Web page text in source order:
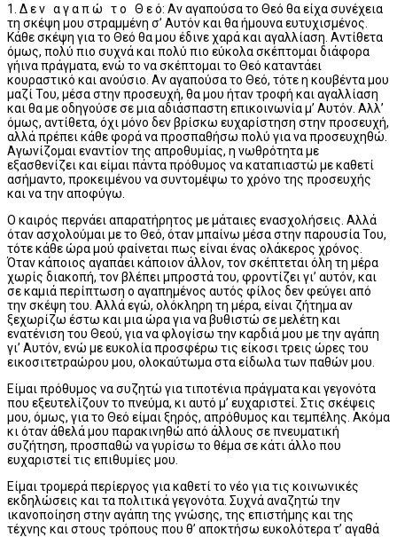
1. Δ ε ν α γ α π ώ τ ο Θ ε ό: Αν αγαπούσα το Θεό θα είχα συνέχεια
τη σκέψη μου στραμμένη σ’ Αυτόν και θα ήμουνα ευτυχισμένος.
Κάθε σκέψη για το Θεό θα μου έδινε χαρά και αγαλλίαση. Αντίθετα
όμως, πολύ πιο συχνά και πολύ πιο εύκολα σκέπτομαι διάφορα
γήινα πράγματα, ενώ το να σκέπτομαι το Θεό καταντάει
κουραστικό και ανούσιο. Αν αγαπούσα το Θεό, τότε η κουβέντα μου
μαζί Του, μέσα στην προσευχή, θα μου ήταν τροφή και αγαλλίαση
και θα με οδηγούσε σε μια αδιάσπαστη επικοινωνία μ’ Αυτόν. Αλλ’
όμως, αντίθετα, όχι μόνο δεν βρίσκω ευχαρίστηση στην προσευχή,
αλλά πρέπει κάθε φορά να προσπαθήσω πολύ για να προσευχηθώ.
Αγωνίζομαι εναντίον της απροθυμίας, η νωθρότητα με
εξασθενίζει και είμαι πάντα πρόθυμος να καταπιαστώ με καθετί
ασήμαντο, προκειμένου να συντομέψω το χρόνο της προσευχής
και να την αποφύγω.
Ο καιρός περνάει απαρατήρητος με μάταιες ενασχολήσεις. Αλλά
όταν ασχολούμαι με το Θεό, όταν μπαίνω μέσα στην παρουσία Του,
τότε κάθε ώρα μού φαίνεται πως είναι ένας ολάκερος χρόνος.
Όταν κάποιος αγαπάει κάποιον άλλον, τον σκέπτεται όλη τη μέρα
χωρίς διακοπή, τον βλέπει μπροστά του, φροντίζει γι’ αυτόν, και
σε καμιά περίπτωση ο αγαπημένος αυτός φίλος δεν φεύγει από
την σκέψη του. Αλλά εγώ, ολόκληρη τη μέρα, είναι ζήτημα αν
ξεχωρίζω έστω και μια ώρα για να βυθιστώ σε μελέτη και
ενατένιση του Θεού, για να φλογίσω την καρδιά μου με την αγάπη
γι’ Αυτόν, ενώ με ευκολία προσφέρω τις είκοσι τρεις ώρες του
εικοσιτετραώρου μου, ολοκαύτωμα στα είδωλα των παθών μου.
Είμαι πρόθυμος να συζητώ για τιποτένια πράγματα και γεγονότα
που εξευτελίζουν το πνεύμα, κι αυτό μ’ ευχαριστεί. Στις σκέψεις
μου, όμως, για το Θεό είμαι ξηρός, απρόθυμος και τεμπέλης. Ακόμα
κι όταν άθελά μου παρακινηθώ από άλλους σε πνευματική
συζήτηση, προσπαθώ να γυρίσω το θέμα σε κάτι άλλο που
ευχαριστεί τις επιθυμίες μου.
Είμαι τρομερά περίεργος για καθετί το νέο για τις κοινωνικές
εκδηλώσεις και τα πολιτικά γεγονότα. Συχνά αναζητώ την
ικανοποίηση στην αγάπη της γνώσης, της επιστήμης και της
τέχνης και στους τρόπους που θ’ αποκτήσω ευκολότερα τ’ αγαθά